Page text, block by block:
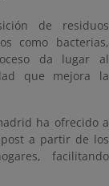
de residuos
como bacterias,
da lugar al
que mejora la
ha ofrecido a
a partir de los
facilitando